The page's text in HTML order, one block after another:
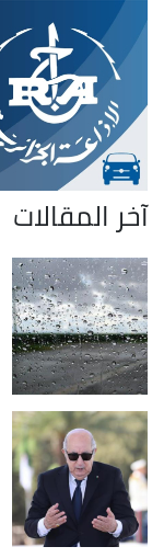
آخر المقالات